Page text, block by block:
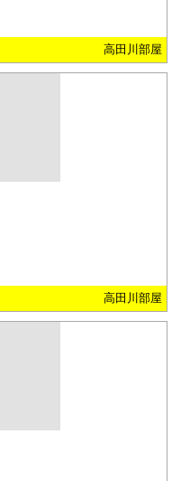
高田川部屋
高田川部屋